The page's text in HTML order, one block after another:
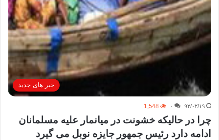
خبر های جدید
۹۲/۰۲/۱۹ ۰ 1,548
چرا در حالیکه خشونت در میانمار علیه مسلمانان
ادامه دارد رئیس جمهور جایزه نوبل می گیرد